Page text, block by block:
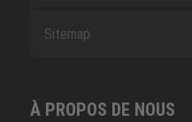
Sitemap
À PROPOS DE NOUS